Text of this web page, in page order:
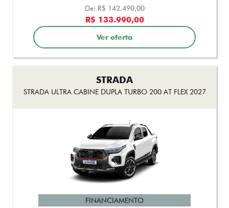
De: R$ 142.490,00
R$ 133.990,00
Ver oferta
STRADA
STRADA ULTRA CABINE DUPLA TURBO 200 AT FLEX 2027
FINANCIAMENTO